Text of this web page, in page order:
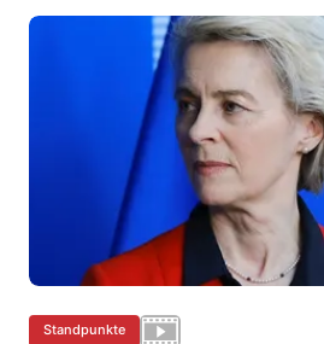
Standpunkte